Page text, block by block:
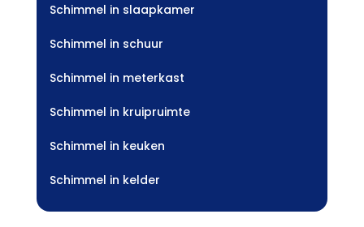
Schimmel in slaapkamer
Schimmel in schuur
Schimmel in meterkast
Schimmel in kruipruimte
Schimmel in keuken
Schimmel in kelder